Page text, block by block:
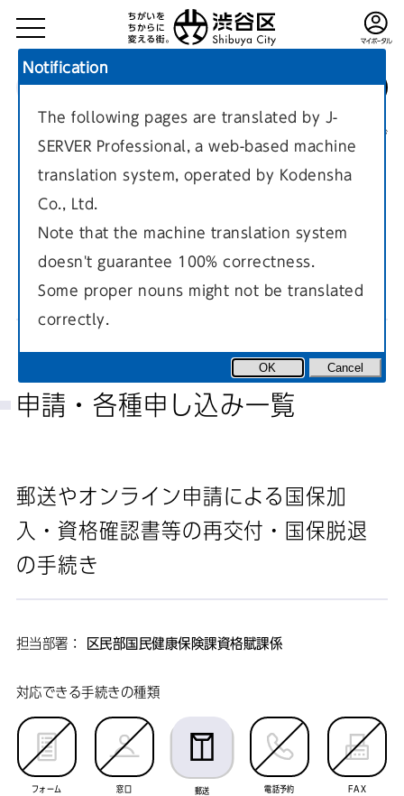
現在のページ
国民健康保険
申請・各種申し込み一覧
郵送やオンライン申請による国保加
入・資格確認書等の再交付・国保脱退
の手続き
担当部署： 区民部国民健康保険課資格賦課係
対応できる手続きの種類
フォーム 窓口 郵送 電話予約 FAX
Notification
The following pages are translated by J-
SERVER Professional, a web-based machine
translation system, operated by Kodensha
Co., Ltd.
Note that the machine translation system
doesn't guarantee 100% correctness.
Some proper nouns might not be translated
correctly.
OK Cancel